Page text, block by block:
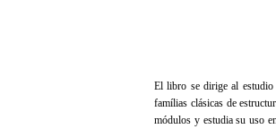
El libro se dirige al estudio
famílias clásicas de
módulos y estudia su uso